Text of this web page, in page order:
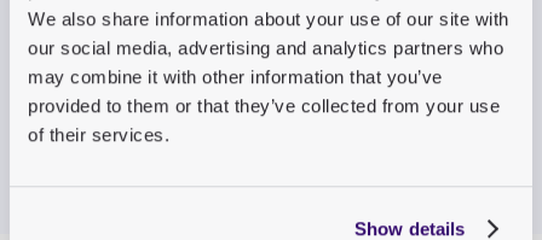
We also share information about your use of our site with
our social media, advertising and analytics partners who
may combine it with other information that you’ve
provided to them or that they’ve collected from your use
of their services.
Show details
do-Mentalität. Damit meine ich, dass sie immer nach
Lösungen suchten und sich nicht von Problemen
aufhalten ließen", lobt Razzak. Dieser lösungsorientierte
Ansatz war entscheidend für den Projekterfolg,
insbesondere angesichts der komplexen Datenmigration.